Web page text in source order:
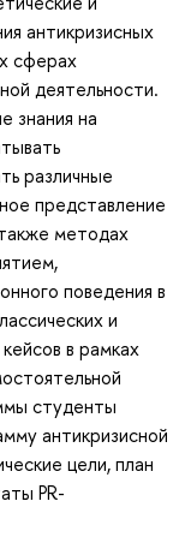
антикризисных
сферах
деятельности.
знания на
различные
представление
методах
поведения в
и
в рамках
студенты
антикризисной
цели, план
PR-